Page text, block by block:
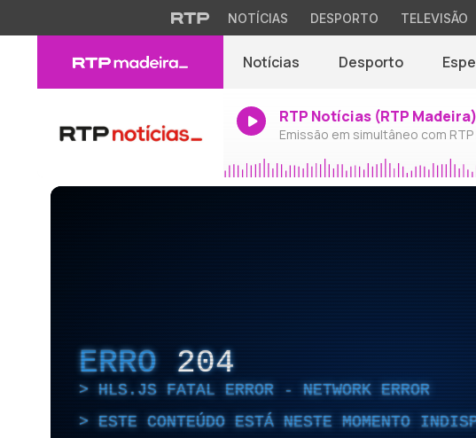
NOTÍCIAS DESPORTO TELEVISÃO
Notícias Desporto
RTP Notícias (RTP Madeira)
Emissão em simultâneo com
ERRO 204
HLS.JS FATAL ERROR - NETWORK ERROR
ESTE CONTEÚDO ESTÁ NESTE MOMENTO